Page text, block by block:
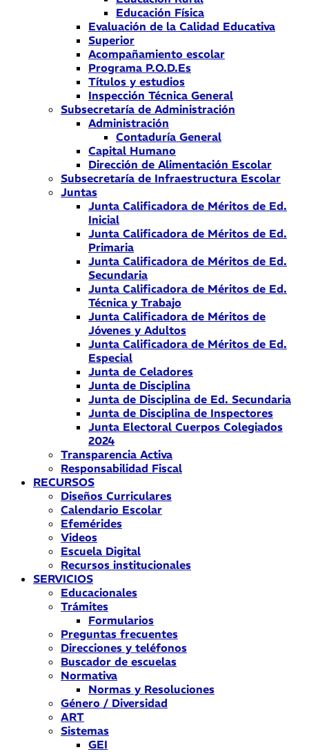
Educación Física
Evaluación de la Calidad Educativa
Superior
Acompañamiento escolar
Programa P.O.D.Es
Títulos y estudios
Inspección Técnica General
Subsecretaría de Administración
Administración
Contaduría General
Capital Humano
Dirección de Alimentación Escolar
Subsecretaría de Infraestructura Escolar
Juntas
Junta Calificadora de Méritos de Ed.
Inicial
Junta Calificadora de Méritos de Ed.
Primaria
Junta Calificadora de Méritos de Ed.
Secundaria
Junta Calificadora de Méritos de Ed.
Técnica y Trabajo
Junta Calificadora de Méritos de
Jóvenes y Adultos
Junta Calificadora de Méritos de Ed.
Especial
Junta de Celadores
Junta de Disciplina
Junta de Disciplina de Ed. Secundaria
Junta de Disciplina de Inspectores
Junta Electoral Cuerpos Colegiados
2024
Transparencia Activa
Responsabilidad Fiscal
RECURSOS
Diseños Curriculares
Calendario Escolar
Efemérides
Videos
Escuela Digital
Recursos institucionales
SERVICIOS
Educacionales
Trámites
Formularios
Preguntas frecuentes
Direcciones y teléfonos
Buscador de escuelas
Normativa
Normas y Resoluciones
Género / Diversidad
ART
Sistemas
GEI